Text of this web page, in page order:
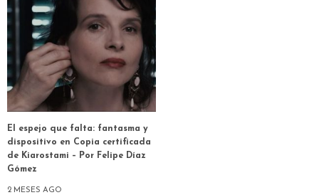
El espejo que falta: fantasma y
dispositivo en Copia certificada
de Kiarostami – Por Felipe Díaz
Gómez
2 MESES AGO